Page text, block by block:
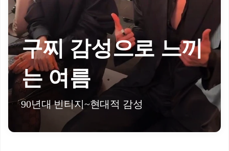
구찌 감성으로 느끼
는 여름
90년대 빈티지~현대적 감성